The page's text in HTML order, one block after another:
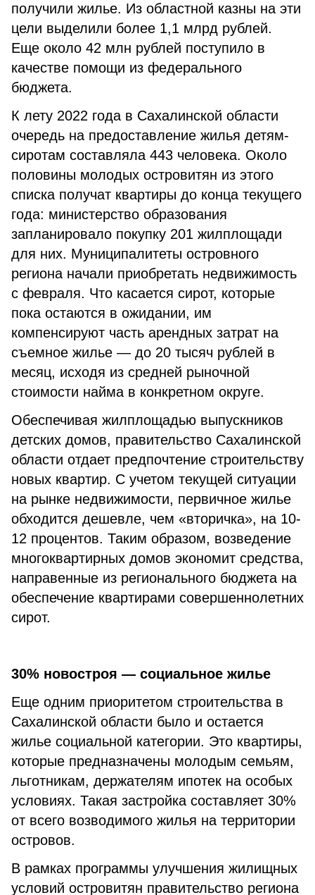
получили жилье. Из областной казны на эти
цели выделили более 1,1 млрд рублей.
Еще около 42 млн рублей поступило в
качестве помощи из федерального
бюджета.
К лету 2022 года в Сахалинской области
очередь на предоставление жилья детям-
сиротам составляла 443 человека. Около
половины молодых островитян из этого
списка получат квартиры до конца текущего
года: министерство образования
запланировало покупку 201 жилплощади
для них. Муниципалитеты островного
региона начали приобретать недвижимость
с февраля. Что касается сирот, которые
пока остаются в ожидании, им
компенсируют часть арендных затрат на
съемное жилье — до 20 тысяч рублей в
месяц, исходя из средней рыночной
стоимости найма в конкретном округе.
Обеспечивая жилплощадью выпускников
детских домов, правительство Сахалинской
области отдает предпочтение строительству
новых квартир. С учетом текущей ситуации
на рынке недвижимости, первичное жилье
обходится дешевле, чем «вторичка», на 10-
12 процентов. Таким образом, возведение
многоквартирных домов экономит средства,
направенные из регионального бюджета на
обеспечение квартирами совершеннолетних
сирот.
30% новостроя — социальное жилье
Еще одним приоритетом строительства в
Сахалинской области было и остается
жилье социальной категории. Это квартиры,
которые предназначены молодым семьям,
льготникам, держателям ипотек на особых
условиях. Такая застройка составляет 30%
от всего возводимого жилья на территории
островов.
В рамках программы улучшения жилищных
условий островитян правительство региона